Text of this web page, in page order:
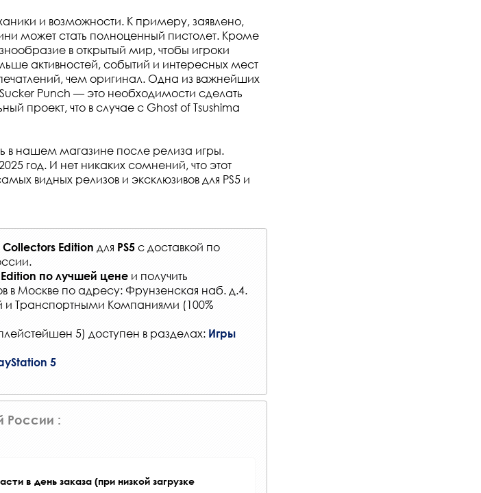
и возможности. К примеру, заявлено,
может стать полноценный пистолет. Кроме
в открытый мир, чтобы игроки
активностей, событий и интересных мест
чем оригинал. Одна из важнейших
Punch — это необходимости сделать
проект, что в случае с Ghost of Tsushima
в нашем магазине после релиза игры.
год. И нет никаких сомнений, что этот
видных релизов и эксклюзивов для PS5 и
Edition для PS5 с доставкой по
.
по лучшей цене и получить
в Москве по адресу: Фрунзенская наб. д.4.
и Транспортными Компаниями (100%
5) доступен в разделах: Игры
5
России :
в день заказа (при низкой загрузке